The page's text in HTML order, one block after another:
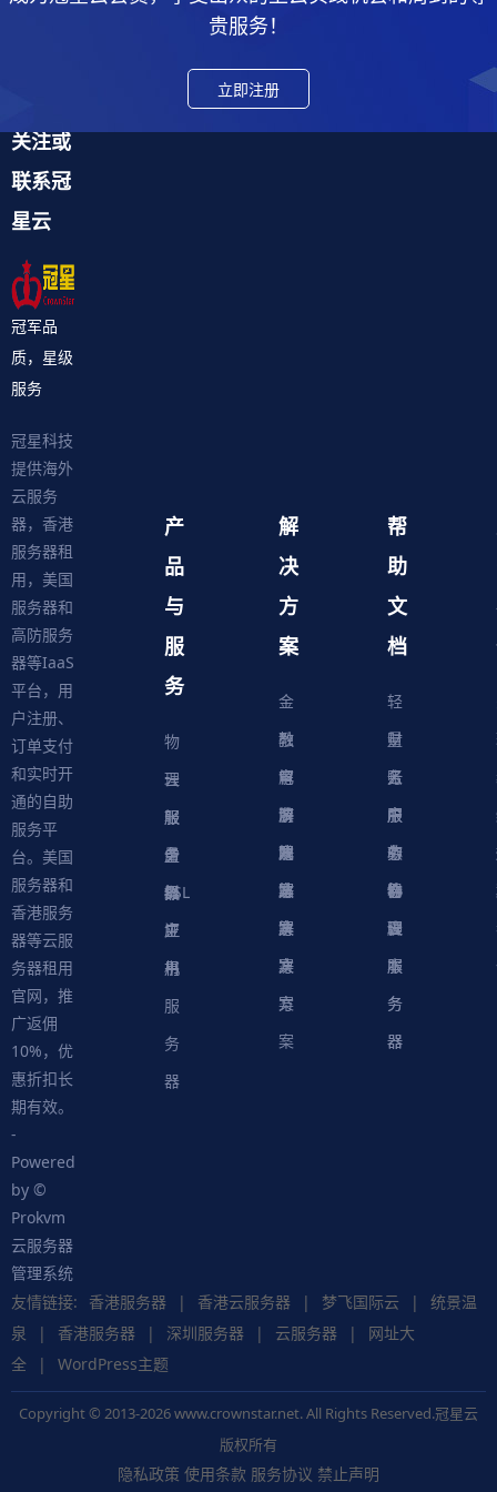
贵服务！
立即注册
关注或
联系冠
星云
冠军品
质，星级
服务
冠星科技
提供海外
云服务
器，香港
服务器租
用，美国
服务器和
高防服务
器等IaaS
平台，用
户注册、
订单支付
和实时开
通的自助
服务平
台。美国
服务器和
香港服务
器等云服
务器租用
官网，推
广返佣
10%，优
惠折扣长
期有效。
-
Powered
by ©
Prokvm
云服务器
管理系统
产
品
与
服
务
物
理
服
务
器
云
服
务
器
轻
量
级
应
用
服
务
器
虚
拟
主
机
SSL
证
书
解
决
方
案
金
融
解
决
方
案
教
育
解
决
方
案
电
商
解
决
方
案
游
戏
解
决
方
案
网
站
解
决
方
案
帮
助
文
档
轻
量
云
服
务
器
财
务
中
心
账
户
中
心
服
务
协
议
软
件
脚
本
物
理
服
务
器
云
服
务
器
友情链接: 香港服务器 | 香港云服务器 | 梦飞国际云 |
统景温
泉
| 香港服务器 | 深圳服务器 | 云服务器 |
网址大
全
| WordPress主题
Copyright © 2013-2026 www.crownstar.net. All Rights Reserved.冠星云
版权所有
隐私政策 使用条款 服务协议 禁止声明